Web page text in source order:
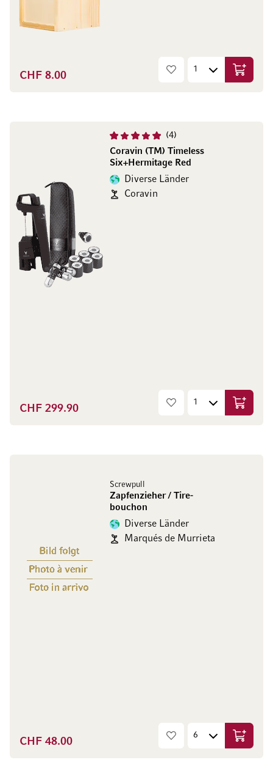
CHF 8.00 In den
4
Coravin (TM) Timeless
Six+Hermitage Red
Diverse Länder
Coravin
CHF 299.90 In den
Screwpull
Zapfenzieher / Tire-
bouchon
Diverse Länder
Marqués de Murrieta
CHF 48.00 In den